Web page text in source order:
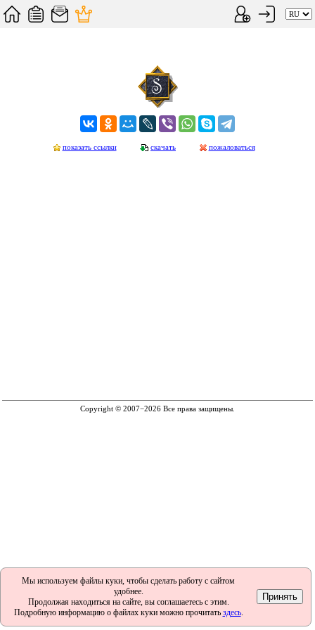
показать ссылки скачать пожаловаться
Copyright © 2007−2026 Все права защищены.
Мы используем файлы куки, чтобы сделать работу с сайтом
удобнее.
Продолжая находиться на сайте, вы соглашаетесь с этим.
Подробную информацию о файлах куки можно прочитать здесь.